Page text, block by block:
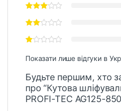
Показати лише відгуки в
Будьте першим, хто
про “Кутова
PROFI-TEC AG125-